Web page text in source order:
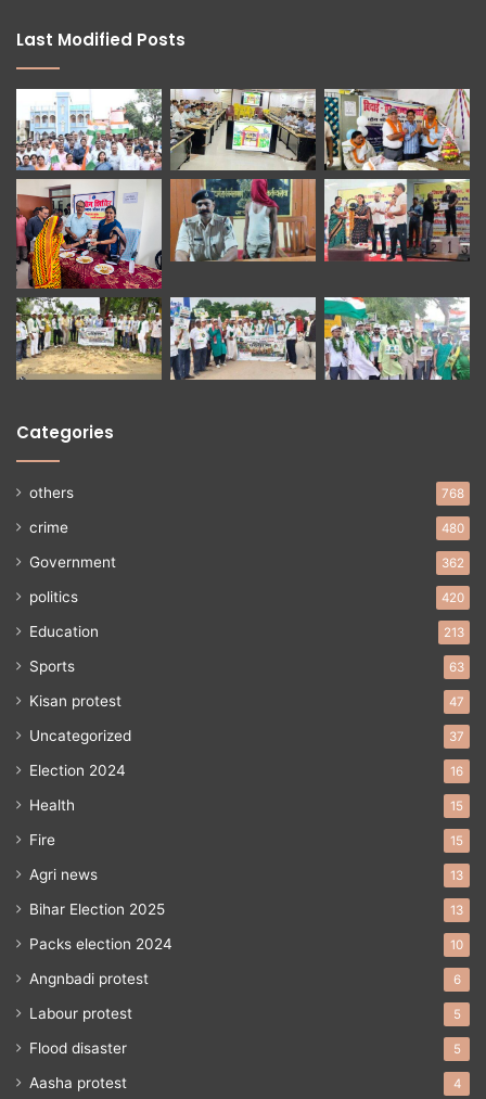
Last Modified Posts
Categories
others 768
crime 480
Government 362
politics 420
Education 213
Sports 63
Kisan protest 47
Uncategorized 37
Election 2024 16
Health 15
Fire 15
Agri news 13
Bihar Election 2025 13
Packs election 2024 10
Angnbadi protest 6
Labour protest 5
Flood disaster 5
Aasha protest 4